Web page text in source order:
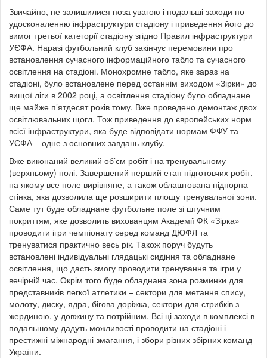
Звичайно, не залишилися поза увагою і подальші заходи по
удосконаленню інфраструктури стадіону і приведення його до
вимог третьої категорії стадіону згідно Правил інфраструктури
УЄФА. Наразі футбольний клуб закінчує перемовини про
встановлення сучасного інформаційного табло та сучасного
освітлення на стадіоні. Монохромне табло, яке зараз на
стадіоні, було встановлене перед останнім виходом «Зірки» до
вищої ліги в 2002 році, а освітлення стадіону було обладнане
ще майже п’ятдесят років тому. Вже проведено демонтаж двох
освітлювальних щогл. Тож приведення до європейських норм
всієї інфраструктури, яка буде відповідати нормам ФФУ та
УЄФА – одне з основних завдань клубу.
Вже виконаний великий об’єм робіт і на тренувальному
(верхньому) полі. Завершений перший етап підготовчих робіт,
на якому все поле вирівняне, а також облаштована підпорна
стінка, яка дозволила ще розширити площу тренувальної зони.
Саме тут буде обладнане футбольне поле зі штучним
покриттям, яке дозволить вихованцям Академії ФК «Зірка»
проводити ігри чемпіонату серед команд ДЮФЛ та
тренуватися практично весь рік. Також поруч будуть
встановлені індивідуальні глядацькі сидіння та обладнане
освітлення, що дасть змогу проводити тренування та ігри у
вечірній час. Окрім того буде обладнана зона розминки для
представників легкої атлетики – сектори для метання спису,
молоту, диску, ядра, бігова доріжка, сектори для стрибків з
жердиною, у довжину та потрійним. Всі ці заходи в комплексі в
подальшому дадуть можливості проводити на стадіоні і
престижні міжнародні змагання, і збори різних збірних команд
України.